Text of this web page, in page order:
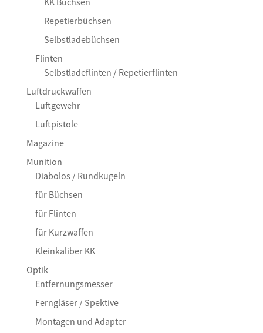
Repetierbüchsen
Selbstladebüchsen
Flinten
Selbstladeflinten / Repetierflinten
Luftdruckwaffen
Luftgewehr
Luftpistole
Magazine
Munition
Diabolos / Rundkugeln
für Büchsen
für Flinten
für Kurzwaffen
Kleinkaliber KK
Optik
Entfernungsmesser
Ferngläser / Spektive
Montagen und Adapter